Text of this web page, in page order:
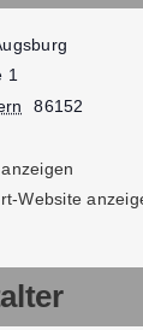
1
86152
Website